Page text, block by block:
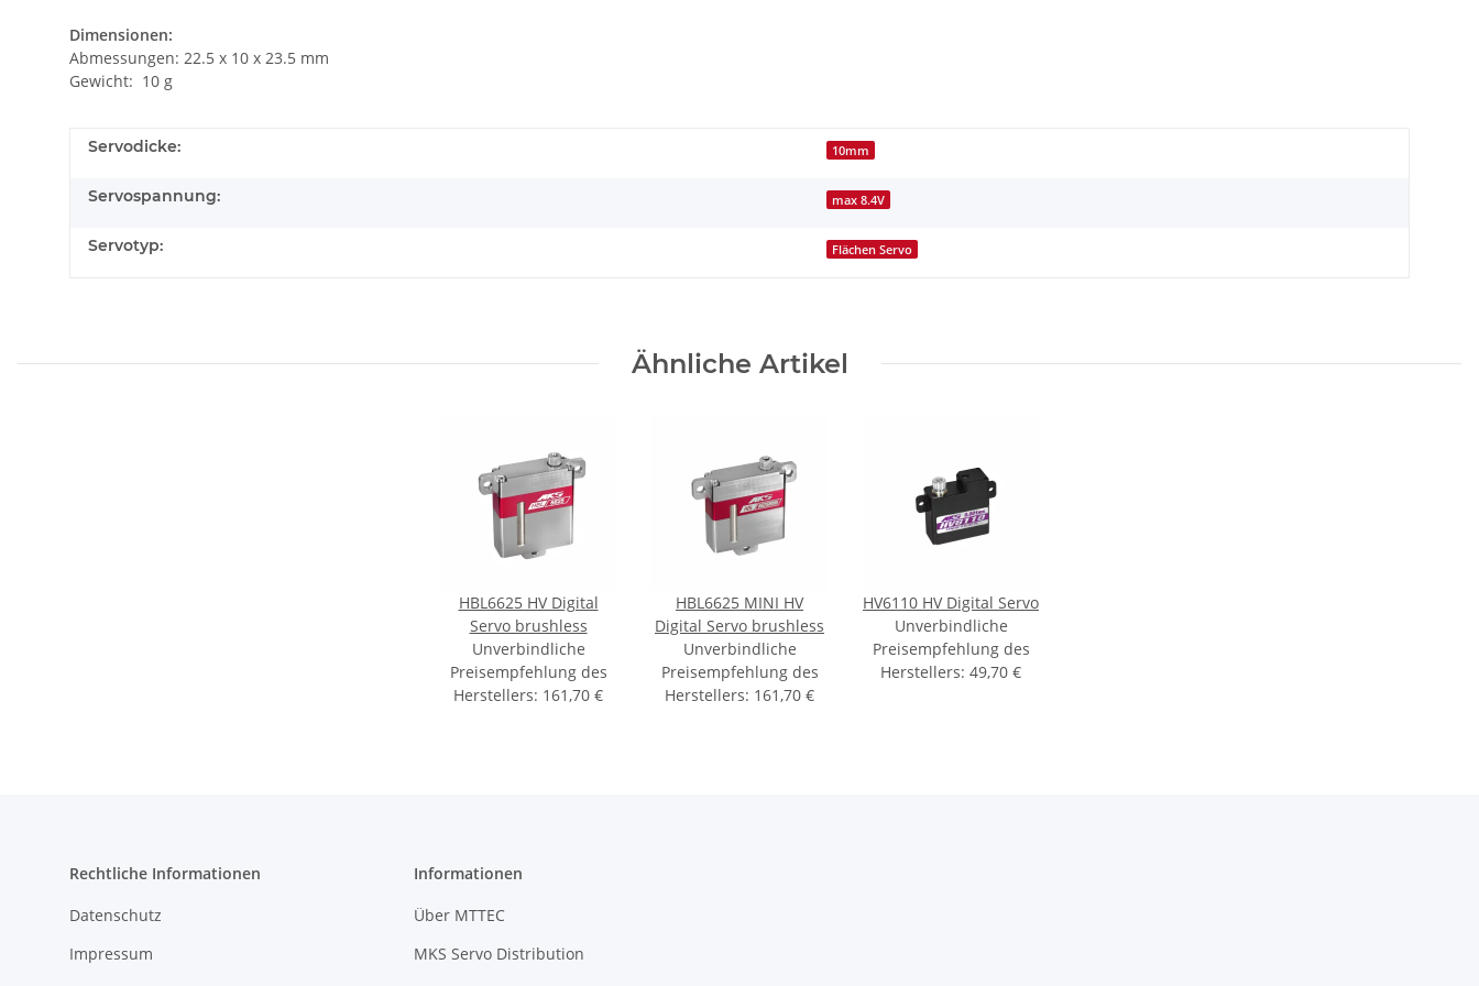
Dimensionen:
Abmessungen: 22.5 x 10 x 23.5 mm
Gewicht: 10 g
Servodicke: 10mm
Servospannung: max 8.4V
Servotyp: Flächen Servo
Ähnliche Artikel
HBL6625 HV Digital
Servo brushless
Unverbindliche
Preisempfehlung des
Herstellers: 161,70 €
HBL6625 MINI HV
Digital Servo brushless
Unverbindliche
Preisempfehlung des
Herstellers: 161,70 €
HV6110 HV Digital Servo
Unverbindliche
Preisempfehlung des
Herstellers: 49,70 €
Rechtliche Informationen
Datenschutz
Impressum
Informationen
Über MTTEC
MKS Servo Distribution